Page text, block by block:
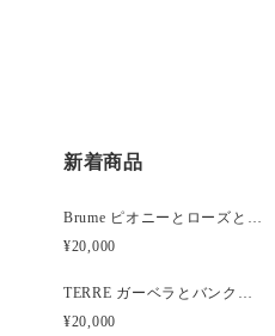
新着商品
Brume ピオニーとローズと胡蝶蘭のウェディングブーケ
¥20,000
TERRE ガーベラとバンクシアのナチュラルクラッチブーケ
¥20,000